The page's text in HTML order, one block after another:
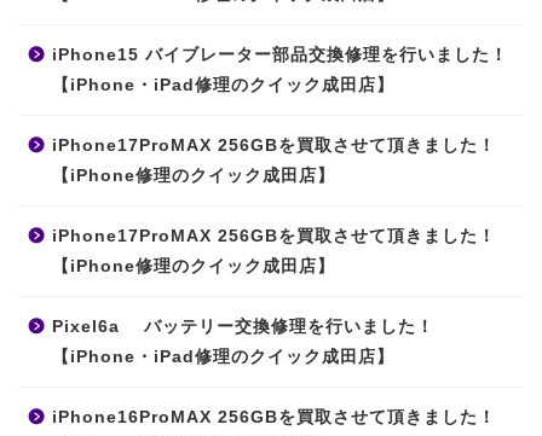
iPhone15 バイブレーター部品交換修理を行いました！
【iPhone・iPad修理のクイック成田店】
iPhone17ProMAX 256GBを買取させて頂きました！
【iPhone修理のクイック成田店】
iPhone17ProMAX 256GBを買取させて頂きました！
【iPhone修理のクイック成田店】
Pixel6a バッテリー交換修理を行いました！
【iPhone・iPad修理のクイック成田店】
iPhone16ProMAX 256GBを買取させて頂きました！